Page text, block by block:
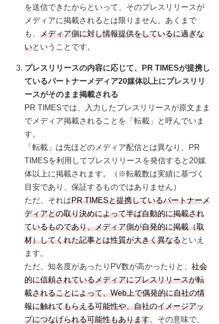
を送信できたからといって、そのプレスリリースが
メディアに掲載されるとは限りません。あくまで
も、 メディア側に対し情報提供をしているに過ぎな
いということです。
プレスリリースの内容に応じて、PR TIMESが提携し
ているパートナーメディア20媒体以上にプレスリリ
ースがそのまま掲載される
PR TIMESでは、入力したプレスリリースが原文まま
でメディア掲載されることを「転載」と呼んでいま
す。
「転載」は先ほどのメディア配信とは異なり、PR
TIMESを利用してプレスリリースを発信すると20媒
体以上に掲載されます。（※転載数は実績に基づく
目安であり、保証するものではありません）
ただ、それはPR TIMESと提携しているパートナーメ
ディアとの取り決めによって半ば自動的に掲載され
ているものであり、メディア側が自発的に掲載（取
材）してくれた記事とは性質が大きく異なるといえ
ます。
ただ、知名度があったりPV数が高かったりと、 社会
的に信頼されているメディアにプレスリリースが転
載されることによって、Web上で偶発的に自社の情
報に触れてもらえる可能性や、自社のイメージアッ
プにつなげられる可能性もあります。その意味で、